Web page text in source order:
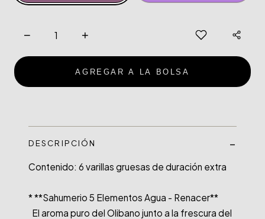
− +
AGREGAR A LA BOLSA
DESCRIPCIÓN
Contenido: 6 varillas gruesas de duración extra
* **Sahumerio 5 Elementos Agua - Renacer**